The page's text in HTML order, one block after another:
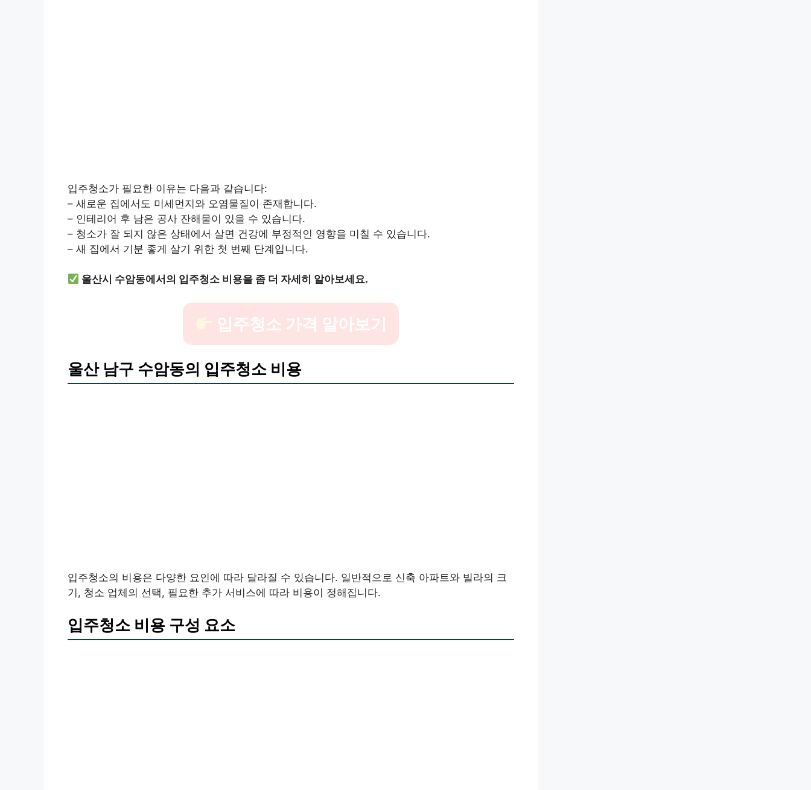
입주청소가 필요한 이유는 다음과 같습니다:
– 새로운 집에서도 미세먼지와 오염물질이 존재합니다.
– 인테리어 후 남은 공사 잔해물이 있을 수 있습니다.
– 청소가 잘 되지 않은 상태에서 살면 건강에 부정적인 영향을 미칠 수 있습니다.
– 새 집에서 기분 좋게 살기 위한 첫 번째 단계입니다.
울산시 수암동에서의 입주청소 비용을 좀 더 자세히 알아보세요.
입주청소 가격 알아보기
울산 남구 수암동의 입주청소 비용
입주청소의 비용은 다양한 요인에 따라 달라질 수 있습니다. 일반적으로 신축 아파트와 빌라의 크
기, 청소 업체의 선택, 필요한 추가 서비스에 따라 비용이 정해집니다.
입주청소 비용 구성 요소